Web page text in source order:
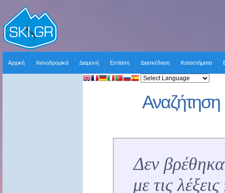
Αρχική Χιονοδρομικά Διαμονή Εστίαση Διασκέδαση Καταστήματα
Αναζήτηση
Δεν
με τις